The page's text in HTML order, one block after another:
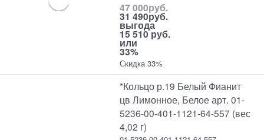
47 000руб.
31 490руб.
выгода
15 510 руб.
или
33%
Скидка 33%
*Кольцо р.19 Белый Фианит
цв Лимонное, Белое арт. 01-
5236-00-401-1121-64-557 (вес
4,02 г)